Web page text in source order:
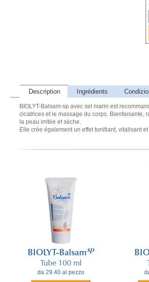
Description Ingrédients
BIOLYT-Balsam-sp avec sel marin est
cicatrices et le massage du corps. Bienfaisante,
la peau irritée et sèche.
Elle crée également un effet tonifiant, vitalisant
BIOLYT-Balsamsp
Tube 100 ml
da 29.40 al pezzo